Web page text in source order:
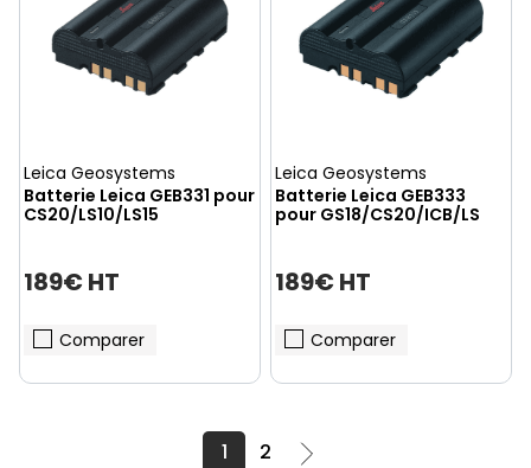
Leica Geosystems
Batterie Leica GEB331 pour
CS20/LS10/LS15
189€ HT
Comparer
Leica Geosystems
Batterie Leica GEB333
pour GS18/CS20/ICB/LS
189€ HT
Comparer
1 2